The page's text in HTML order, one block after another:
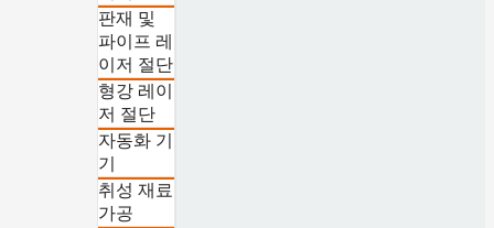
판재 및
파이프 레
이저 절단
형강 레이
저 절단
자동화 기
기
취성 재료
가공